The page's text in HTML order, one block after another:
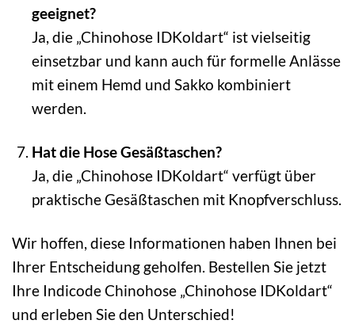
geeignet?
Ja, die „Chinohose IDKoldart“ ist vielseitig
einsetzbar und kann auch für formelle Anlässe
mit einem Hemd und Sakko kombiniert
werden.
Hat die Hose Gesäßtaschen?
Ja, die „Chinohose IDKoldart“ verfügt über
praktische Gesäßtaschen mit Knopfverschluss.
Wir hoffen, diese Informationen haben Ihnen bei
Ihrer Entscheidung geholfen. Bestellen Sie jetzt
Ihre Indicode Chinohose „Chinohose IDKoldart“
und erleben Sie den Unterschied!